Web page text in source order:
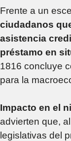
Frente a un
ciudadanos
asistencia
préstamo en
1816 concluye
para la
Impacto en el
advierten que,
legislativas del